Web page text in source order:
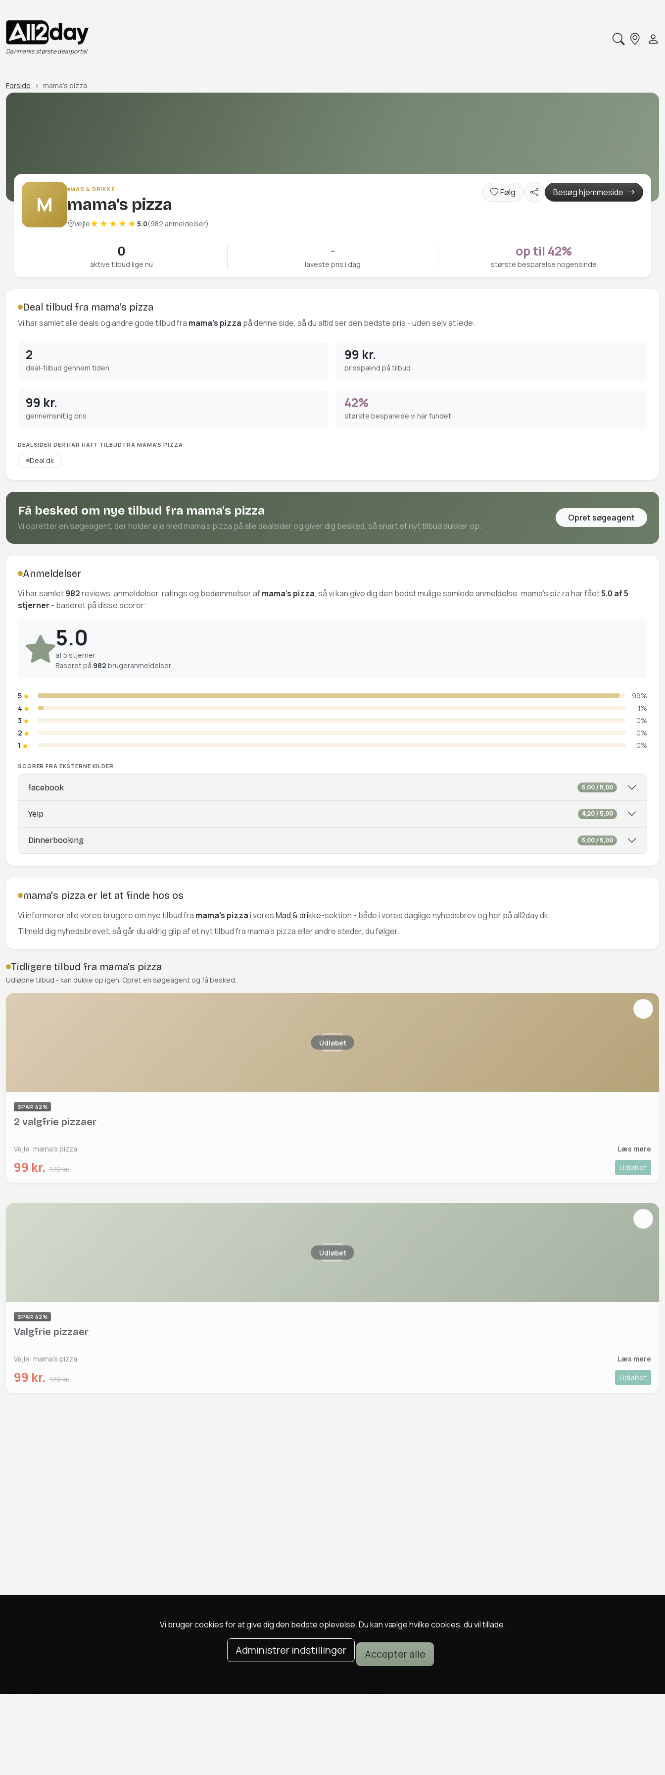
Vi bruger cookies for at give dig den bedste oplevelse. Du kan vælge hvilke cookies, du vil tillade.
Administrer indstillinger Accepter alle
Danmarks største dealportal
Forside mama's pizza
M
MAD & DRIKKE
mama's pizza
Vejle 5.0(982 anmeldelser)
Følg Besøg hjemmeside
0
aktive tilbud lige nu
-
laveste pris i dag
op til 42%
største besparelse nogensinde
Deal tilbud fra mama's pizza
Vi har samlet alle deals og andre gode tilbud fra mama's pizza på denne side, så du altid ser den bedste pris - uden selv at lede.
2
deal-tilbud gennem tiden
99 kr.
prisspænd på tilbud
99 kr.
gennemsnitlig pris
42%
største besparelse vi har fundet
DEALSIDER DER HAR HAFT TILBUD FRA MAMA'S PIZZA
Deal.dk
Få besked om nye tilbud fra mama's pizza
Vi opretter en søgeagent, der holder øje med mama's pizza på alle dealsider og giver dig besked, så snart et nyt tilbud dukker op.
Opret søgeagent
Anmeldelser
Vi har samlet982reviews, anmeldelser, ratings og bedømmelser afmama's pizza, så vi kan give dig den bedst mulige samlede anmeldelse. mama's pizza har fået5.0 af 5
stjerner - baseret på disse scorer:
5.0
af 5 stjerner
Baseret på 982 brugeranmeldelser
5
99%
4
1%
3
0%
2
0%
1
0%
SCORER FRA EKSTERNE KILDER
facebook 5,00 / 5,00
Yelp 4,20 / 5,00
Dinnerbooking 5,00 / 5,00
mama's pizza er let at finde hos os
Vi informerer alle vores brugere om nye tilbud fra mama's pizzai voresMad & drikke-sektion - både i vores daglige nyhedsbrev og her på all2day.dk.
Tilmeld dig nyhedsbrevet, så går du aldrig glip af et nyt tilbud fra mama's pizza eller andre steder, du følger.
Tidligere tilbud fra mama's pizza
Udløbne tilbud - kan dukke op igen. Opret en søgeagent og få besked.
Udløbet
SPAR 42%
2 valgfrie pizzaer
Vejle: mama's pizza Læs mere
99 kr. 170 kr. Udløbet
Udløbet
SPAR 42%
Valgfrie pizzaer
Vejle: mama's pizza Læs mere
99 kr. 170 kr. Udløbet
POPULÆRE DEALS DEALS I KØBENHAVN